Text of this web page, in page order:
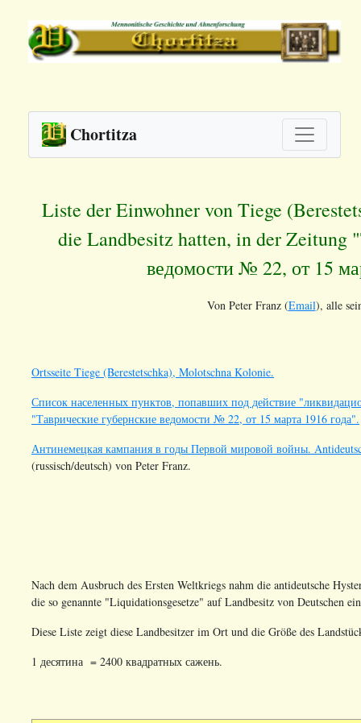
Chortitza
Liste der Einwohner von Tiege
die Landbesitz hatten, in der Zeitung
ведомости № 22, от 15
Von Peter Franz (Email), alle
Ortsseite Tiege (Berestetschka), Molotschna Kolonie.
Список населенных пунктов, попавших под действие
"Таврические губернские ведомости № 22, от 15 марта 1916 года".
Антинемецкая кампания в годы Первой мировой войны.
(russisch/deutsch) von Peter Franz.
Nach dem Ausbruch des Ersten Weltkriegs nahm die antideutsche
die so genannte "Liquidationsgesetze" auf Landbesitz von Deutschen
Diese Liste zeigt diese Landbesitzer im Ort und die Größe des
1 десятина = 2400 квадратных сажень.